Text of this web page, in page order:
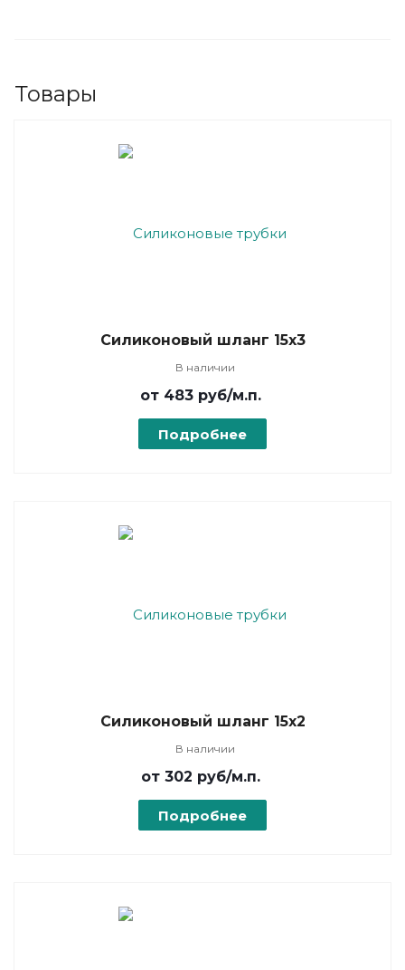
Товары
Силиконовый шланг 15х3
В наличии
от 483 руб/м.п.
Подробнее
Силиконовый шланг 15х2
В наличии
от 302 руб/м.п.
Подробнее